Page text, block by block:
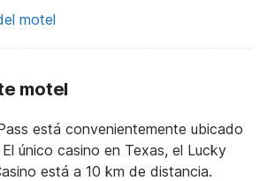
motel
motel
está convenientemente ubicado
único casino en Texas, el Lucky
está a 10 km de distancia.